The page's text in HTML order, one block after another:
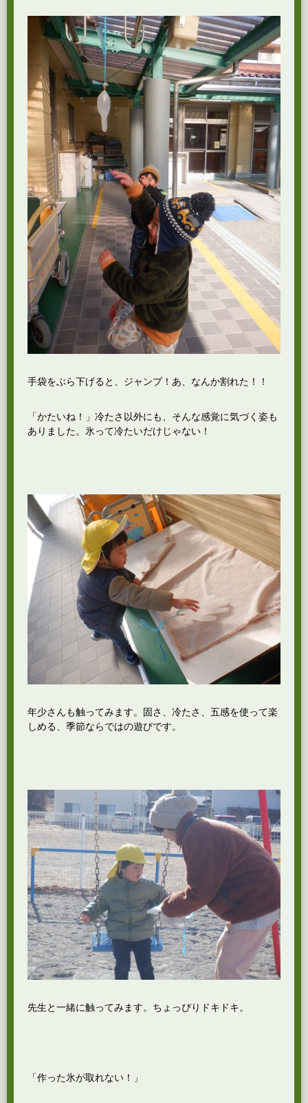
手袋をぶら下げると、ジャンプ！あ、なんか割れた！！
「かたいね！」冷たさ以外にも、そんな感覚に気づく姿も
ありました。氷って冷たいだけじゃない！
年少さんも触ってみます。固さ、冷たさ、五感を使って楽
しめる、季節ならではの遊びです。
先生と一緒に触ってみます。ちょっぴりドキドキ。
「作った氷が取れない！」